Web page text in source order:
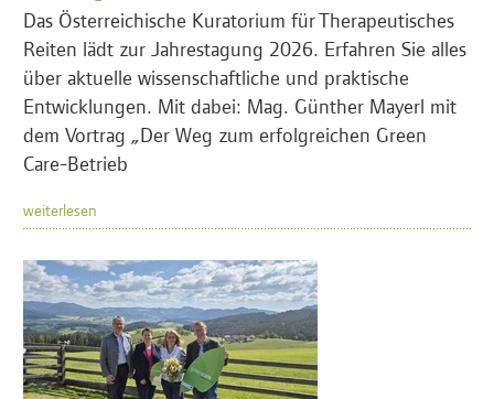
Das Österreichische Kuratorium für Therapeutisches
Reiten lädt zur Jahrestagung 2026. Erfahren Sie alles
über aktuelle wissenschaftliche und praktische
Entwicklungen. Mit dabei: Mag. Günther Mayerl mit
dem Vortrag „Der Weg zum erfolgreichen Green
Care-Betrieb
weiterlesen